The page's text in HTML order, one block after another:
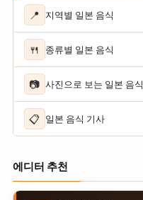
📍 지역별 일본 음식
🍴 종류별 일본 음식
📷 사진으로 보는 일본 음식
📋 일본 음식 기사
에디터 추천